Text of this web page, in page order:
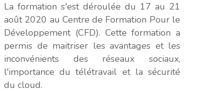
La formation s'est déroulée du 17 au 21
août 2020 au Centre de Formation Pour le
Développement (CFD). Cette formation a
permis de maitriser les avantages et les
inconvénients des réseaux sociaux,
l'importance du télétravail et la sécurité
du cloud.